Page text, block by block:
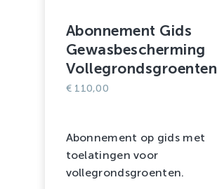
Abonnement Gids
Gewasbescherming
Vollegrondsgroenten
€110,00
Abonnement op gids met
toelatingen voor
vollegrondsgroenten.